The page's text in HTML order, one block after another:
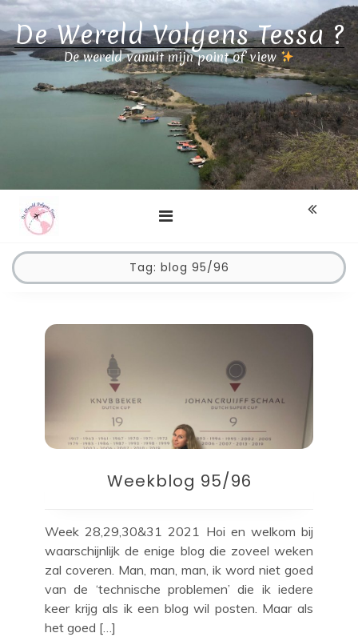
Skip
to
content
De Wereld Volgens Tessa ?
De wereld vanuit mijn point of view
Tag: blog 95/96
Weekblog 95/96
Week 28,29,30&31 2021 Hoi en welkom bij
waarschijnlijk de enige blog die zoveel weken
zal coveren. Man, man, man, ik word niet goed
van de ‘technische problemen’ die ik iedere
keer krijg als ik een blog wil posten. Maar als
het goed […]